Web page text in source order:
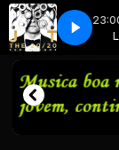
PLAYER